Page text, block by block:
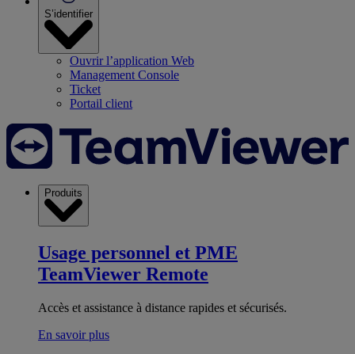
S’identifier
Ouvrir l’application Web
Management Console
Ticket
Portail client
Produits
Usage personnel et PME
TeamViewer Remote
Accès et assistance à distance rapides et sécurisés.
En savoir plus